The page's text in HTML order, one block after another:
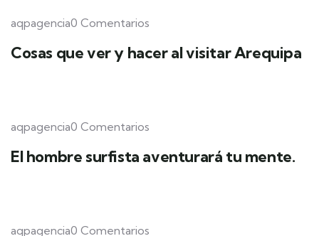
aqpagencia0 Comentarios
Cosas que ver y hacer al visitar Arequipa
aqpagencia0 Comentarios
El hombre surfista aventurará tu mente.
aqpagencia0 Comentarios